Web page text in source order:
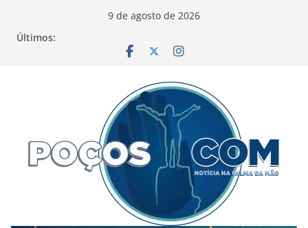
9 de agosto de 2026
Últimos: